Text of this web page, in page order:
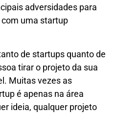
adversidades para
uma startup
de startups quanto de
tirar o projeto da sua
Muitas vezes as
é apenas na área
ideia, qualquer projeto